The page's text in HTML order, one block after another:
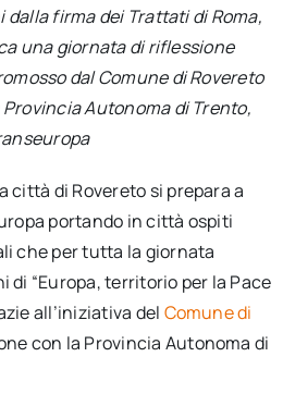
firma dei Trattati di Roma,
una giornata di riflessione
dal Comune di Rovereto
Autonoma di Trento,
città di Rovereto si prepara a
portando in città ospiti
che per tutta la giornata
“Europa, territorio per la Pace
all’iniziativa del Comune di
con la Provincia Autonoma di